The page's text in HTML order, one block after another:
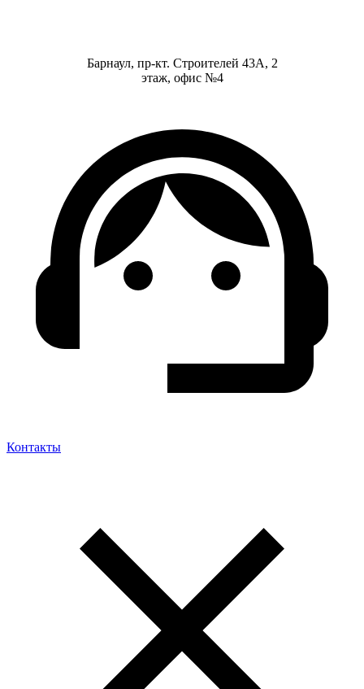
Барнаул, пр-кт. Строителей 43А, 2
этаж, офис №4
Контакты